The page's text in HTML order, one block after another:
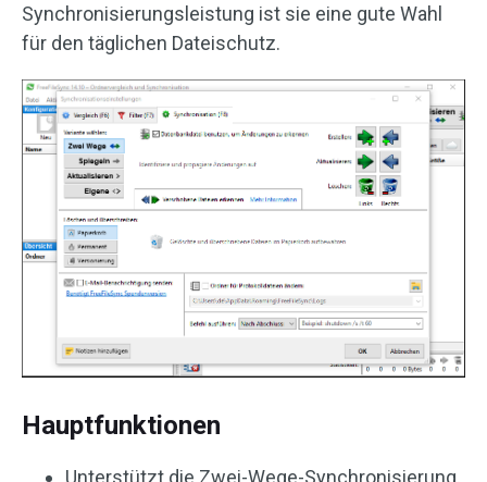
Synchronisierungsleistung ist sie eine gute Wahl
für den täglichen Dateischutz.
Hauptfunktionen
Unterstützt die Zwei-Wege-Synchronisierung,